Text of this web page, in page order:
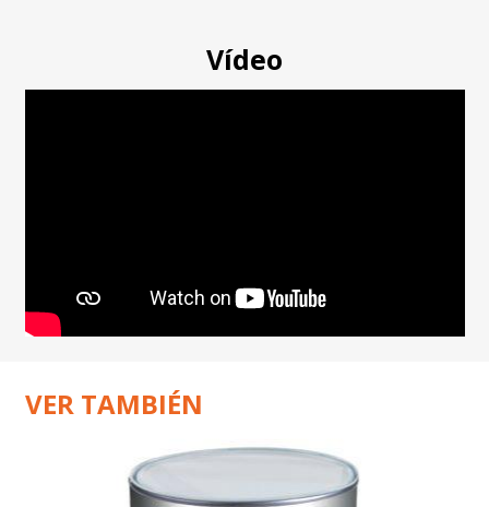
Vídeo
VER TAMBIÉN